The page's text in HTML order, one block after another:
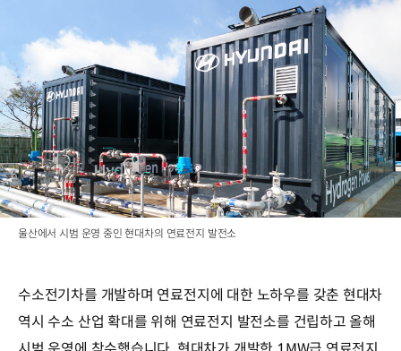
울산에서 시범 운영 중인 현대차의 연료전지 발전소
수소전기차를 개발하며 연료전지에 대한 노하우를 갖춘 현대차
역시 수소 산업 확대를 위해 연료전지 발전소를 건립하고 올해